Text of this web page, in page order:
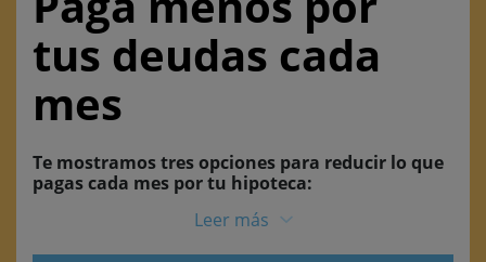
tus deudas cada
mes
Te mostramos tres opciones para reducir lo que
pagas cada mes por tu hipoteca:
Leer más